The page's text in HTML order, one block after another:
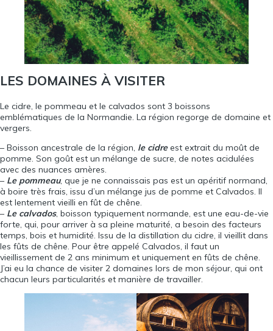
LES DOMAINES À VISITER
Le cidre, le pommeau et le calvados sont 3 boissons
emblématiques de la Normandie. La région regorge de domaine et
vergers.
– Boisson ancestrale de la région, le cidreest extrait du moût de
pomme. Son goût est un mélange de sucre, de notes acidulées
avec des nuances amères.
– Le pommeau, que je ne connaissais pas est un apéritif normand,
à boire très frais, issu d’un mélange jus de pomme et Calvados. Il
est lentement vieilli en fût de chêne.
– Le calvados, boisson typiquement normande, est une eau-de-vie
forte, qui, pour arriver à sa pleine maturité, a besoin des facteurs
temps, bois et humidité. Issu de la distillation du cidre, il vieillit dans
les fûts de chêne. Pour être appelé Calvados, il faut un
vieillissement de 2 ans minimum et uniquement en fûts de chêne.
J’ai eu la chance de visiter 2 domaines lors de mon séjour, qui ont
chacun leurs particularités et manière de travailler.